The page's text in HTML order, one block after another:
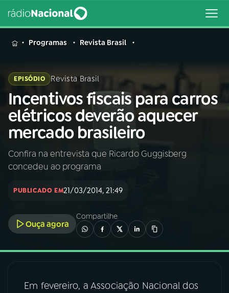
MENU
Buscar
na
Rádio
Nacional
Buscar
AO VIVO
INÍCIO
A RÁDIO
03PROGRAMAÇÃO
04 PROGRAMAS
Programas Revista Brasil
EPISÓDIO Revista Brasil
Incentivos fiscais para carros
elétricos deverão aquecer
mercado brasileiro
Confira na entrevista que Ricardo Guggisberg
concedeu ao programa
PUBLICADO EM21/03/2014, 21:49
Ouça agora
Compartilhe
Em fevereiro, a Associação Nacional dos